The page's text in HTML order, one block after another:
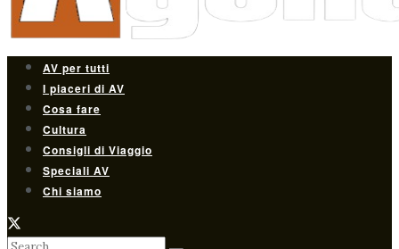
AV per tutti
I piaceri di AV
Cosa fare
Cultura
Consigli di Viaggio
Speciali AV
Chi siamo